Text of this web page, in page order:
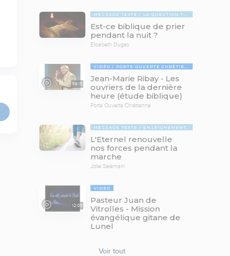
MESSAGE TEXTE LA QUESTION TABOUE
Est-ce biblique de prier
pendant la nuit ?
Elisabeth Dugas
59:15
VIDÉO PORTE OUVERTE CHRÉTIENNE
Jean-Marie Ribay - Les
ouvriers de la dernière
heure (étude biblique)
Porte Ouverte Chrétienne
MESSAGE TEXTE ENSEIGNEMENTS BIBLIQUES
L'Eternel renouvelle
nos forces pendant la
marche
Jolie Selemani
12:05
VIDÉO
Pasteur Juan de
Vitrolles - Mission
évangélique gitane de
Lunel
Voir tout